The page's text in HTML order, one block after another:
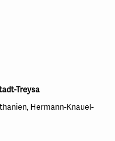
Treysa
Hermann-Knauel-